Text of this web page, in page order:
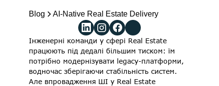
Blog AI‑Native Real Estate Delivery
Інженерні команди у сфері Real Estate
працюють під дедалі більшим тиском: їм
потрібно модернізувати legacy-платформи,
водночас зберігаючи стабільність систем.
Але впровадження ШІ у Real Estate